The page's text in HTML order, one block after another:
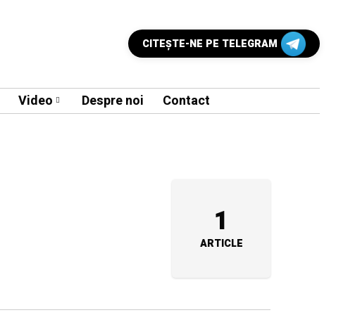
CITEŞTE-NE PE TELEGRAM
Video Despre noi Contact
1
ARTICLE